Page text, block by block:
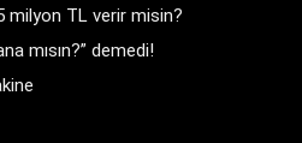
milyon TL verir misin?
mısın?” demedi!